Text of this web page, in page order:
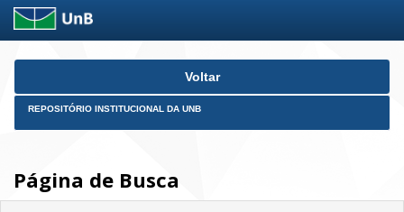
Skip
Voltar
REPOSITÓRIO INSTITUCIONAL DA UNB
Página de Busca